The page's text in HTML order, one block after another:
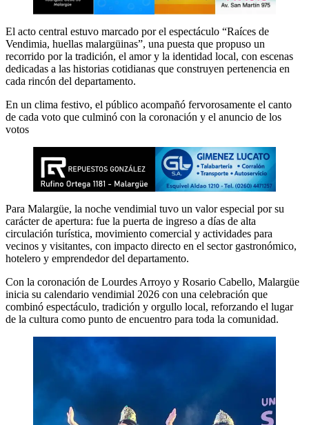
El acto central estuvo marcado por el espectáculo “Raíces de
Vendimia, huellas malargüinas”, una puesta que propuso un
recorrido por la tradición, el amor y la identidad local, con escenas
dedicadas a las historias cotidianas que construyen pertenencia en
cada rincón del departamento.
En un clima festivo, el público acompañó fervorosamente el canto
de cada voto que culminó con la coronación y el anuncio de los
votos
Para Malargüe, la noche vendimial tuvo un valor especial por su
carácter de apertura: fue la puerta de ingreso a días de alta
circulación turística, movimiento comercial y actividades para
vecinos y visitantes, con impacto directo en el sector gastronómico,
hotelero y emprendedor del departamento.
Con la coronación de Lourdes Arroyo y Rosario Cabello, Malargüe
inicia su calendario vendimial 2026 con una celebración que
combinó espectáculo, tradición y orgullo local, reforzando el lugar
de la cultura como punto de encuentro para toda la comunidad.